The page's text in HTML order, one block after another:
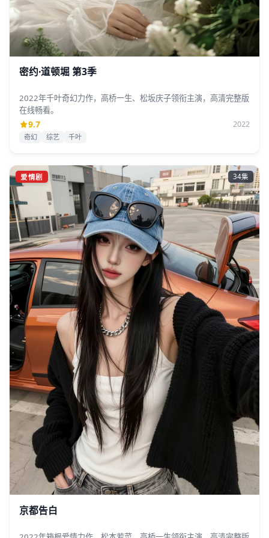
密约·道顿堀 第3季
2022年千叶奇幻力作，高桥一生、松坂庆子领衔主演，高清完整版
在线畅看。
9.7 2022
奇幻 综艺 千叶
爱情剧 34集
京都告白